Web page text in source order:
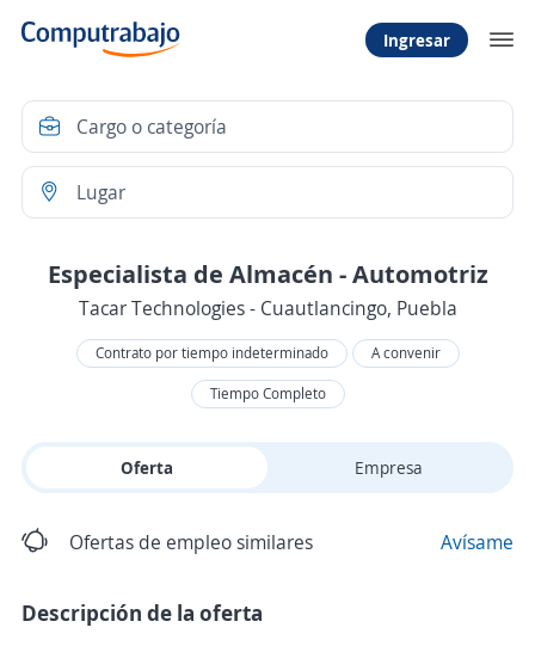
Ingresar
Especialista de Almacén - Automotriz
Tacar Technologies - Cuautlancingo, Puebla
Contrato por tiempo indeterminado
A convenir
Tiempo Completo
Oferta Empresa
Ofertas de empleo similares Avísame
Descripción de la oferta